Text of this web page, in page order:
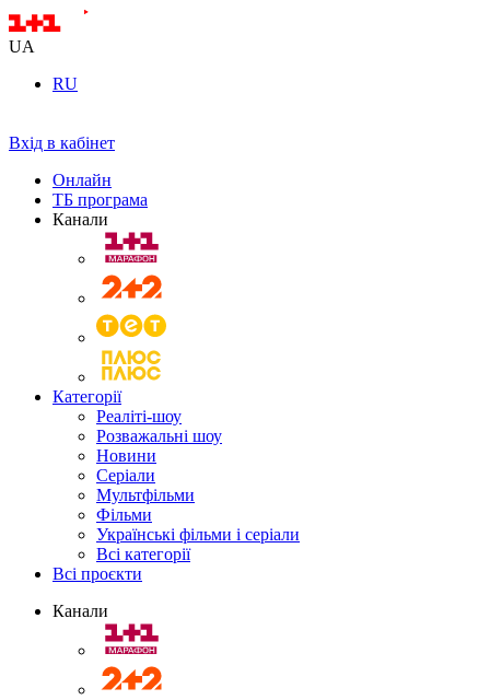
UA
RU
Вхід в кабінет
Онлайн
ТБ програма
Канали
Категорії
Реаліті-шоу
Розважальні шоу
Новини
Серіали
Мультфільми
Фільми
Українські фільми і серіали
Всі категорії
Всі проєкти
Канали